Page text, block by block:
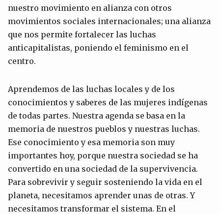
nuestro movimiento en alianza con otros
movimientos sociales internacionales; una alianza
que nos permite fortalecer las luchas
anticapitalistas, poniendo el feminismo en el
centro.
Aprendemos de las luchas locales y de los
conocimientos y saberes de las mujeres indígenas
de todas partes. Nuestra agenda se basa en la
memoria de nuestros pueblos y nuestras luchas.
Ese conocimiento y esa memoria son muy
importantes hoy, porque nuestra sociedad se ha
convertido en una sociedad de la supervivencia.
Para sobrevivir y seguir sosteniendo la vida en el
planeta, necesitamos aprender unas de otras. Y
necesitamos transformar el sistema. En el